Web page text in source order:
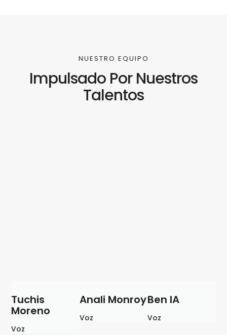
NUESTRO EQUIPO
Impulsado Por Nuestros
Talentos
Tuchis
Moreno
Voz
Anali Monroy
Voz
Ben IA
Voz